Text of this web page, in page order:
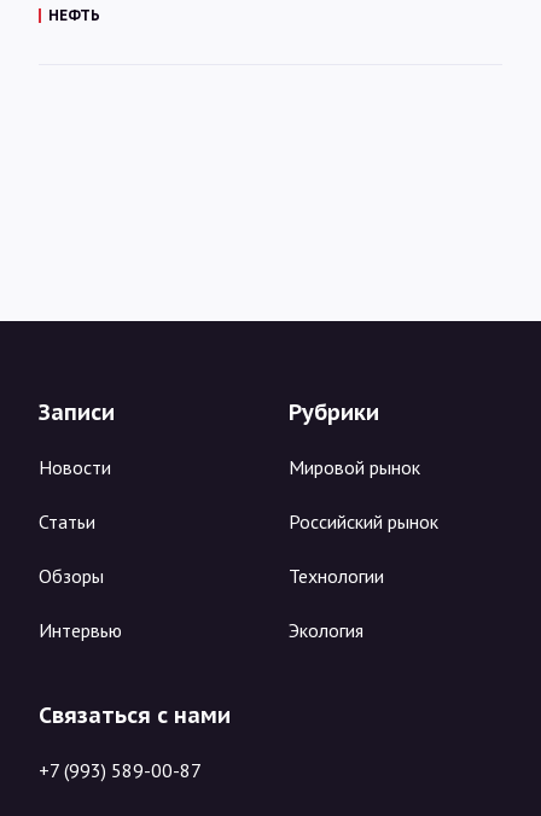
НЕФТЬ
Записи
Новости
Статьи
Обзоры
Интервью
Рубрики
Мировой рынок
Российский рынок
Технологии
Экология
Связаться с нами
+7 (993) 589-00-87